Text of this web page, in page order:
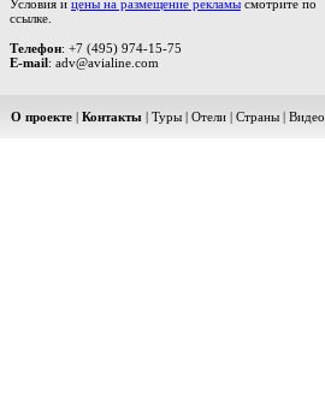
Условия и цены на размещение рекламы смотрите по
ссылке.
Телефон: +7 (495) 974-15-75
E-mail: adv@avialine.com
О проекте | Контакты | Туры | Отели | Страны | Видео